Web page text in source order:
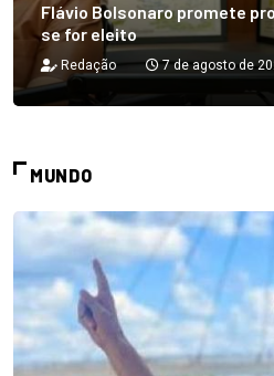
Flávio Bolsonaro promete
se for eleito
Redação 7 de agosto de
MUNDO